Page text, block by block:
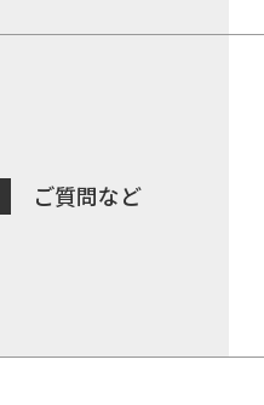
ご質問など